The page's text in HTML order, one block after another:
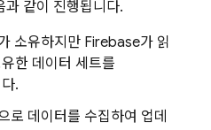
과 같이 진행됩니다.
소유하지만 Firebase가 읽
한 데이터 세트를
.
로 데이터를 수집하여 업데